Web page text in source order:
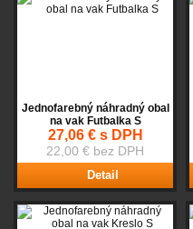
Jednofarebný náhradný obal
na vak Futbalka S
27,06 € s DPH
22,00 € bez DPH
Detail